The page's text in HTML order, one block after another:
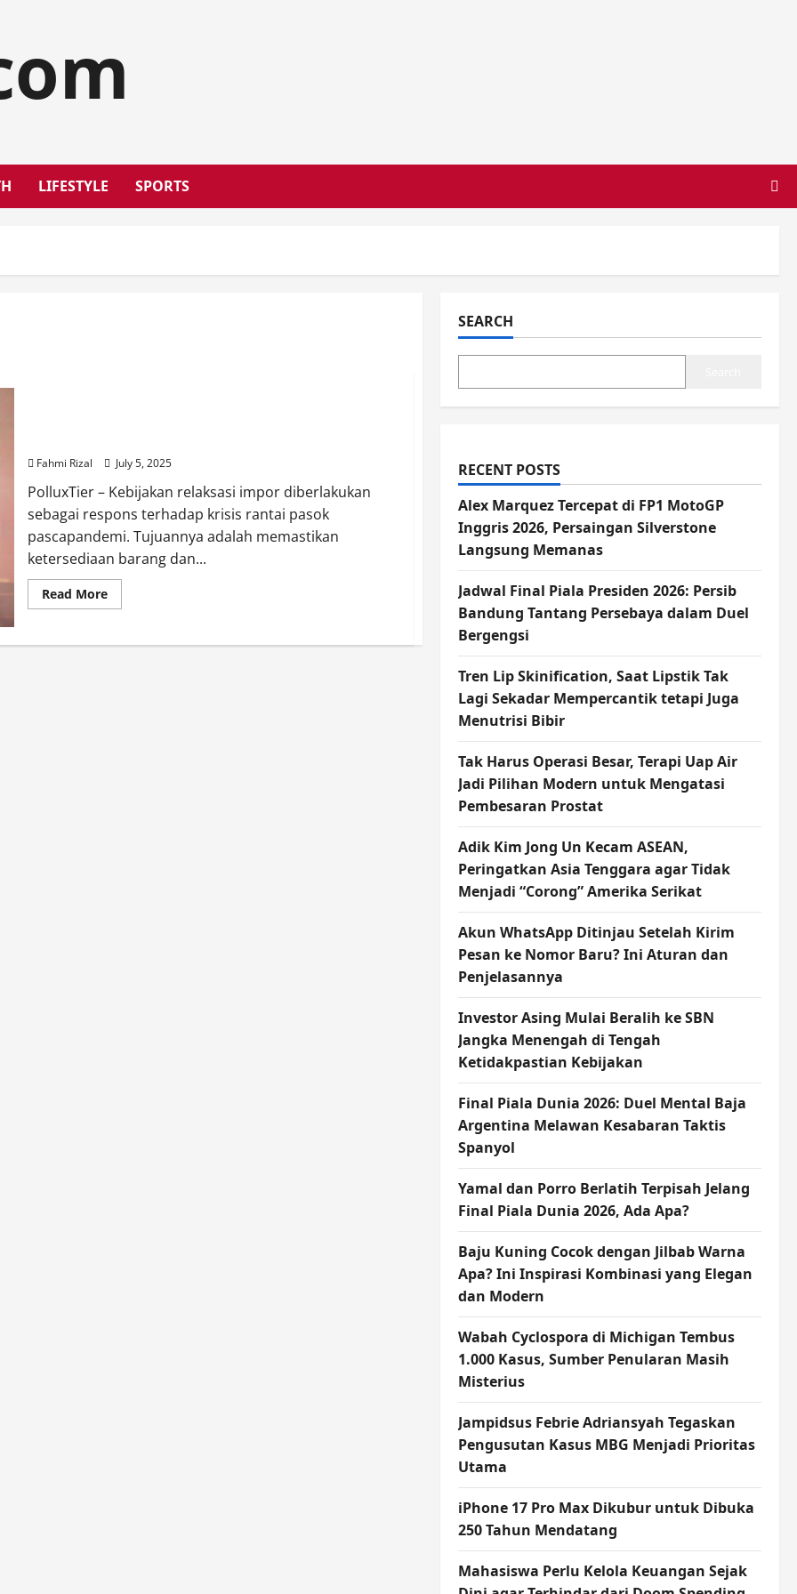
LIFESTYLE SPORTS
Fahmi Rizal July 5, 2025
PolluxTier – Kebijakan relaksasi impor diberlakukan
sebagai respons terhadap krisis rantai pasok
pascapandemi. Tujuannya adalah memastikan
ketersediaan barang dan...
Read MoreRead
more
Impor
SEARCH
RECENT POSTS
Alex Marquez Tercepat di FP1 MotoGP
Inggris 2026, Persaingan Silverstone
Langsung Memanas
Jadwal Final Piala Presiden 2026: Persib
Bandung Tantang Persebaya dalam Duel
Bergengsi
Tren Lip Skinification, Saat Lipstik Tak
Lagi Sekadar Mempercantik tetapi Juga
Menutrisi Bibir
Tak Harus Operasi Besar, Terapi Uap Air
Jadi Pilihan Modern untuk Mengatasi
Pembesaran Prostat
Adik Kim Jong Un Kecam ASEAN,
Peringatkan Asia Tenggara agar Tidak
Menjadi “Corong” Amerika Serikat
Akun WhatsApp Ditinjau Setelah Kirim
Pesan ke Nomor Baru? Ini Aturan dan
Penjelasannya
Investor Asing Mulai Beralih ke SBN
Jangka Menengah di Tengah
Ketidakpastian Kebijakan
Final Piala Dunia 2026: Duel Mental Baja
Argentina Melawan Kesabaran Taktis
Spanyol
Yamal dan Porro Berlatih Terpisah Jelang
Final Piala Dunia 2026, Ada Apa?
Baju Kuning Cocok dengan Jilbab Warna
Apa? Ini Inspirasi Kombinasi yang Elegan
dan Modern
Wabah Cyclospora di Michigan Tembus
1.000 Kasus, Sumber Penularan Masih
Misterius
Jampidsus Febrie Adriansyah Tegaskan
Pengusutan Kasus MBG Menjadi Prioritas
Utama
iPhone 17 Pro Max Dikubur untuk Dibuka
250 Tahun Mendatang
Mahasiswa Perlu Kelola Keuangan Sejak